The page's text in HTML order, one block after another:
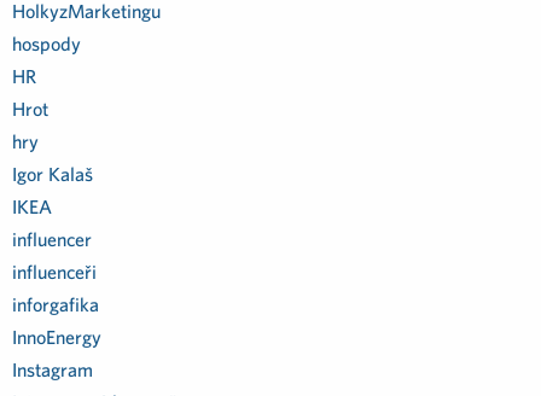
HolkyzMarketingu
hospody
HR
Hrot
hry
Igor Kalaš
IKEA
influencer
influenceři
inforgafika
InnoEnergy
Instagram